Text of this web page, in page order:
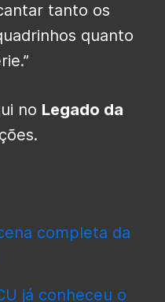
tanto os
quanto
no Legado da
completa da
já conheceu o